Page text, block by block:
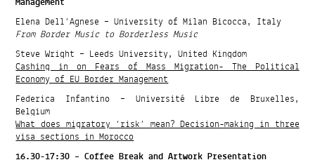
Elena Dell’Agnese – University of Milan Bicocca, Italy
From Border Music to Borderless Music
Steve Wright – Leeds University, United Kingdom
Cashing in on Fears of Mass Migration- The Political
Economy of EU Border Management
Federica Infantino – Université Libre de Bruxelles,
Belgium
What does migratory ‘risk’ mean? Decision-making in three
visa sections in Morocco
16.30-17:30 – Coffee Break and Artwork Presentation